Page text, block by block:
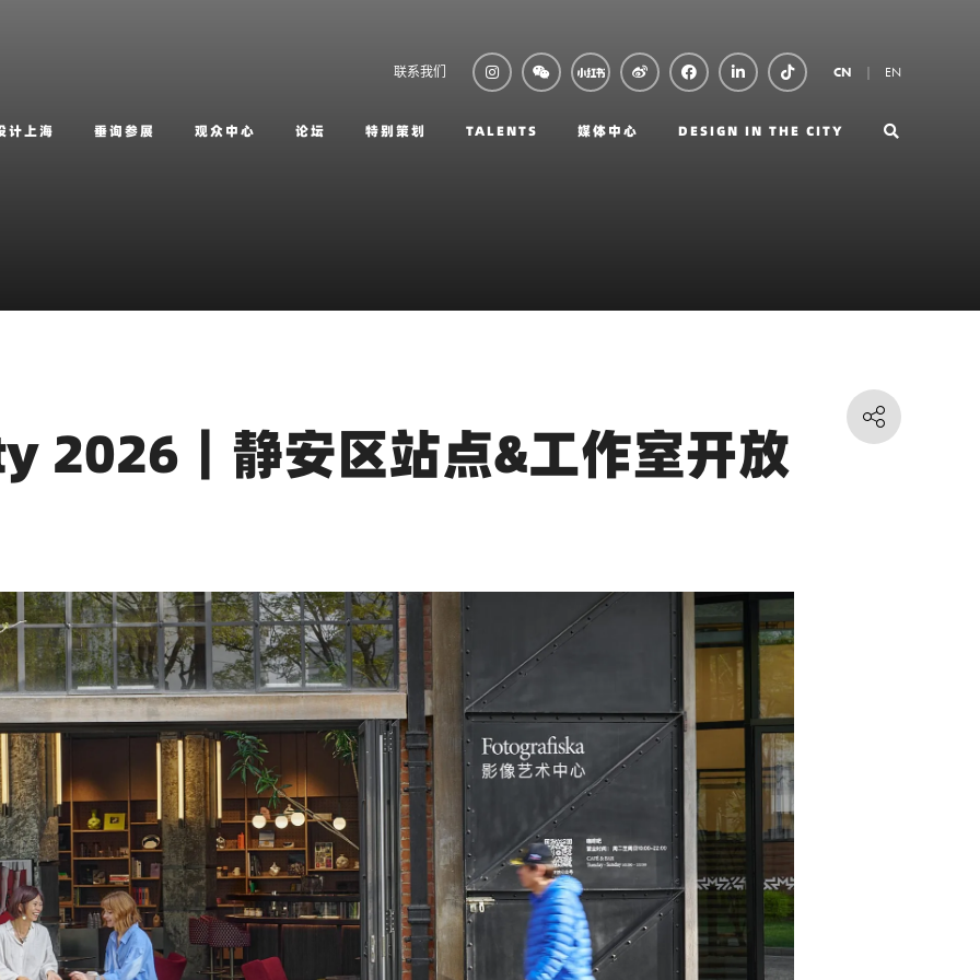
联系我们 CN EN
计上海 垂询参展 观众中心 论坛 特别策划 TALENTS 媒体中心 DESIGN IN THE CITY
2026｜静安区站点&工作室开放